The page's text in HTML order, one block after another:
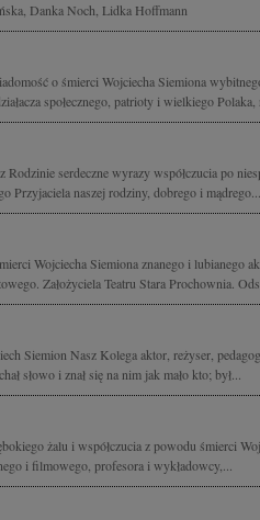
Danka Noch, Lidka Hoffmann
o śmierci Wojciecha Siemiona
społecznego, patrioty i wielkiego Polaka,
Rodzinie serdeczne wyrazy współczucia po
Przyjaciela naszej rodziny, dobrego i mądrego...
Wojciecha Siemiona znanego i lubianego
Założyciela Teatru Stara Prochownia.
Siemion Nasz Kolega aktor, reżyser,
słowo i znał się na nim jak mało kto; był...
żalu i współczucia z powodu śmierci
i filmowego, profesora i wykładowcy,...